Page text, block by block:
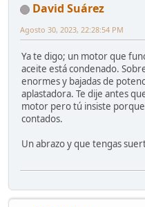
David Suárez
Agosto 30, 2023, 22:28:54 PM
Ya te digo; un motor que
aceite está condenado.
enormes y bajadas de
aplastadora. Te dije antes
motor pero tú insiste
contados.
Un abrazo y que tengas